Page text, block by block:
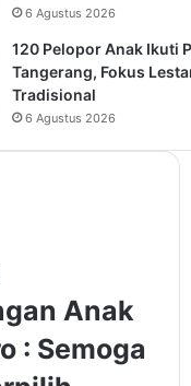
6 Agustus 2026
120 Pelopor Anak Ikuti
Tangerang, Fokus
Tradisional
6 Agustus 2026